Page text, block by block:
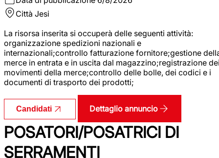
Città Jesi
La risorsa inserita si occuperà delle seguenti attività:
organizzazione spedizioni nazionali e
internazionali;controllo fatturazione fornitore;gestione
merce in entrata e in uscita dal magazzino;registrazione
movimenti della merce;controllo delle bolle, dei codici e i
documenti di trasporto dei prodotti;
Candidati Dettaglio annuncio
POSATORI/POSATRICI DI
SERRAMENTI